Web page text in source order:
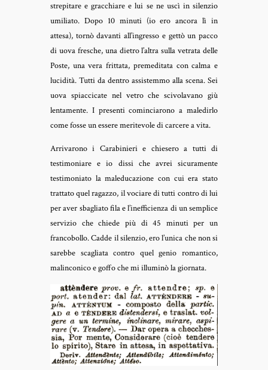
strepitare e gracchiare e lui se ne uscì in silenzio
umiliato. Dopo 10 minuti (io ero ancora lì in
attesa), tornò davanti all’ingresso e gettò un pacco
di uova fresche, una dietro l’altra sulla vetrata delle
Poste, una vera frittata, premeditata con calma e
lucidità. Tutti da dentro assistemmo alla scena. Sei
uova spiaccicate nel vetro che scivolavano giù
lentamente. I presenti cominciarono a maledirlo
come fosse un essere meritevole di carcere a vita.
Arrivarono i Carabinieri e chiesero a tutti di
testimoniare e io dissi che avrei sicuramente
testimoniato la maleducazione con cui era stato
trattato quel ragazzo, il vociare di tutti contro di lui
per aver sbagliato fila e l’inefficienza di un semplice
servizio che chiede più di 45 minuti per un
francobollo. Cadde il silenzio, ero l’unica che non si
sarebbe scagliata contro quel genio romantico,
malinconico e goffo che mi illuminò la giornata.